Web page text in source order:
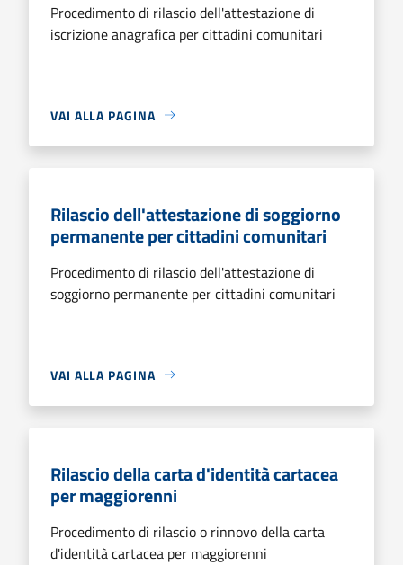
Procedimento di rilascio dell'attestazione di
iscrizione anagrafica per cittadini comunitari
VAI ALLA PAGINA
Rilascio dell'attestazione di soggiorno
permanente per cittadini comunitari
Procedimento di rilascio dell'attestazione di
soggiorno permanente per cittadini comunitari
VAI ALLA PAGINA
Rilascio della carta d'identità cartacea
per maggiorenni
Procedimento di rilascio o rinnovo della carta
d'identità cartacea per maggiorenni